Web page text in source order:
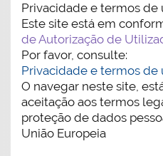
Privacidade e termos de
Este site está em
de Autorização de
Por favor, consulte:
Privacidade e termos de
O navegar neste site,
aceitação aos termos
proteção de dados
União Europeia